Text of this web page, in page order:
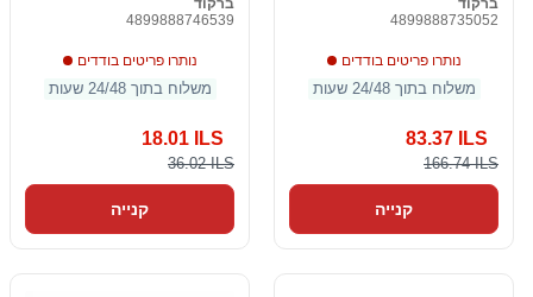
ברקוד
4899888746539
נותרו פריטים בודדים
משלוח בתוך 24/48 שעות
18.01 ILS
36.02 ILS
קנייה
ברקוד
4899888735052
נותרו פריטים בודדים
משלוח בתוך 24/48 שעות
83.37 ILS
166.74 ILS
קנייה